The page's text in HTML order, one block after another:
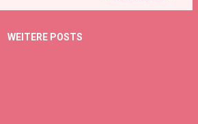
WEITERE POSTS